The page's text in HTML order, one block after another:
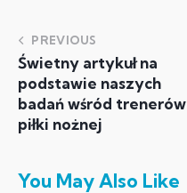
PREVIOUS
Świetny artykuł na
podstawie naszych
badań wśród trenerów
piłki nożnej
You May Also Like